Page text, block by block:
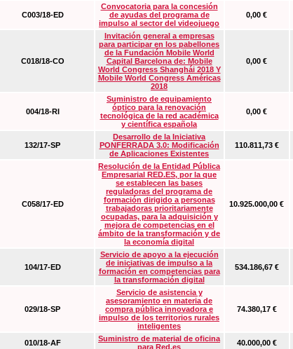
C003/18-ED
Convocatoria para la concesión
de ayudas del programa de
impulso al sector del videojuego
0,00 €
C018/18-CO
Invitación general a empresas
para participar en los pabellones
de la Fundación Mobile World
Capital Barcelona de: Mobile
World Congress Shanghái 2018 Y
Mobile World Congress Américas
2018
0,00 €
004/18-RI
Suministro de equipamiento
óptico para la renovación
tecnológica de la red académica
y científica española
0,00 €
132/17-SP
Desarrollo de la Iniciativa
PONFERRADA 3.0: Modificación
de Aplicaciones Existentes
110.811,73 €
C058/17-ED
Resolución de la Entidad Pública
Empresarial RED.ES, por la que
se establecen las bases
reguladoras del programa de
formación dirigido a personas
trabajadoras prioritariamente
ocupadas, para la adquisición y
mejora de competencias en el
ámbito de la transformación y de
la economía digital
10.925.000,00 €
104/17-ED
Servicio de apoyo a la ejecución
de iniciativas de impulso a la
formación en competencias para
la transformación digital
534.186,67 €
029/18-SP
Servicio de asistencia y
asesoramiento en materia de
compra pública innovadora e
impulso de los territorios rurales
inteligentes
74.380,17 €
010/18-AF
Suministro de material de oficina
para Red.es
40.000,00 €